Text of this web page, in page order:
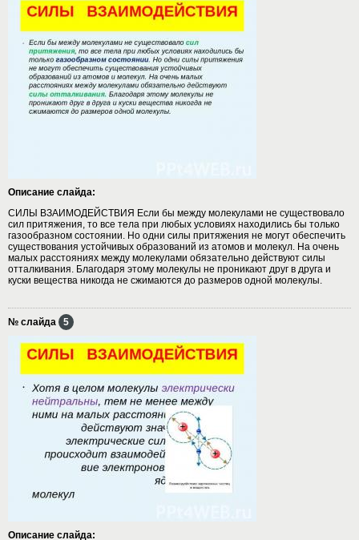
Описание слайда:
СИЛЫ ВЗАИМОДЕЙСТВИЯ Если бы между молекулами не существовало
сил притяжения, то все тела при любых условиях находились бы только
газообразном состоянии. Но одни силы притяжения не могут обеспечить
существования устойчивых образований из атомов и молекул. На очень
малых расстояниях между молекулами обязательно действуют силы
отталкивания. Благодаря этому молекулы не проникают друг в друга и
куски вещества никогда не сжимаются до размеров одной молекулы.
№ слайда 5
Описание слайда: